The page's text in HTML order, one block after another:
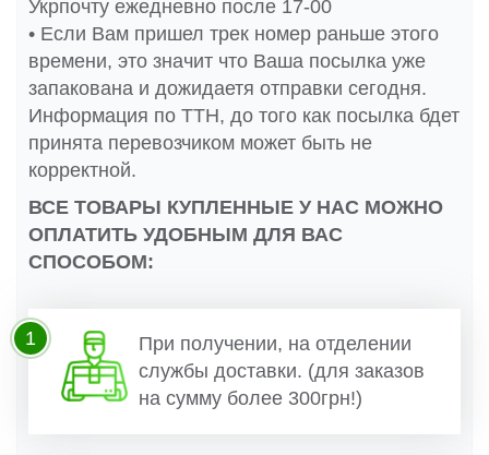
Укрпочту ежедневно после 17-00
• Если Вам пришел трек номер раньше этого
времени, это значит что Ваша посылка уже
запакована и дожидаетя отправки сегодня.
Информация по ТТН, до того как посылка бдет
принята перевозчиком может быть не
корректной.
ВСЕ ТОВАРЫ КУПЛЕННЫЕ У НАС МОЖНО
ОПЛАТИТЬ УДОБНЫМ ДЛЯ ВАС
СПОСОБОМ:
При получении, на отделении
службы доставки. (для заказов
на сумму более 300грн!)
1